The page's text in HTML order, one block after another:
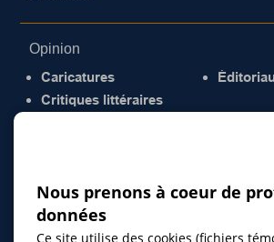
Opinion
Caricatures
Critiques littéraires
Nous prenons à coeur de
données
Ce site utilise des cookies (fichiers